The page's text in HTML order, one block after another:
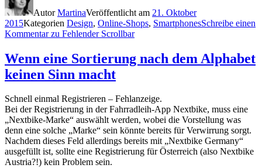
AutorMartinaVeröffentlicht am 21. Oktober
2015Kategorien Design, Online-Shops, SmartphonesSchreibe einen
Kommentarzu Fehlender Scrollbar
Wenn eine Sortierung nach dem Alphabet
keinen Sinn macht
Schnell einmal Registrieren – Fehlanzeige.
Bei der Registrierung in der Fahrradleih-App Nextbike, muss eine
„Nextbike-Marke“ auswählt werden, wobei die Vorstellung was
denn eine solche „Marke“ sein könnte bereits für Verwirrung sorgt.
Nachdem dieses Feld allerdings bereits mit „Nextbike Germany“
ausgefüllt ist, sollte eine Registrierung für Österreich (also Nextbike
Austria?!) kein Problem sein.